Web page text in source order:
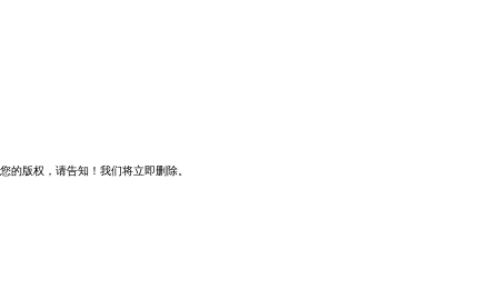
的版权，请告知！我们将立即删除。